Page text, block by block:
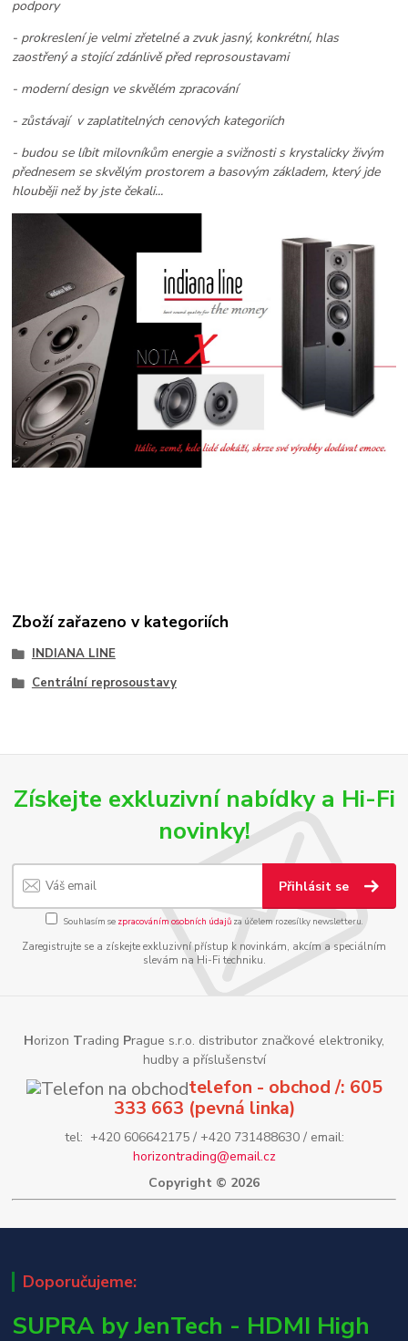
podpory
- prokreslení je velmi zřetelné a zvuk jasný, konkrétní, hlas
zaostřený a stojící zdánlivě před reprosoustavami
- moderní design ve skvělém zpracování
- zůstávají v zaplatitelných cenových kategoriích
- budou se líbit milovníkům energie a svižnosti s krystalicky živým
přednesem se skvělým prostorem a basovým základem, který jde
hlouběji než by jste čekali...
Zboží zařazeno v kategoriích
INDIANA LINE
Centrální reprosoustavy
Získejte exkluzivní nabídky a Hi-Fi
novinky!
Přihlásit se
Souhlasím se zpracováním osobních údajůza účelem rozesílky newsletteru.
Zaregistrujte se a získejte exkluzivní přístup k novinkám, akcím a speciálním
slevám na Hi-Fi techniku.
Horizon Trading Prague s.r.o. distributor značkové elektroniky,
hudby a příslušenství
telefon - obchod /: 605
333 663 (pevná linka)
tel: +420 606642175 / +420 731488630 / email:
horizontrading@email.cz
Copyright © 2026
Doporučujeme:
SUPRA by JenTech - HDMI High